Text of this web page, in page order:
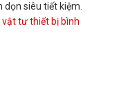
siêu tiết kiệm.
vật tư thiết bị bình